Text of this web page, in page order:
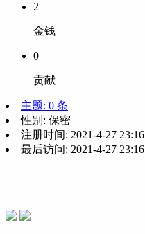
2
金钱
0
贡献
主题: 0 条
性别: 保密
注册时间: 2021-4-27 23:16
最后访问: 2021-4-27 23:16